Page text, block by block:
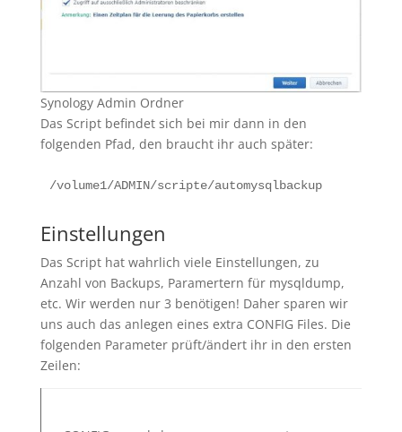
Synology Admin Ordner
Das Script befindet sich bei mir dann in den
folgenden Pfad, den braucht ihr auch später:
/volume1/ADMIN/scripte/automysqlbackup
Einstellungen
Das Script hat wahrlich viele Einstellungen, zu
Anzahl von Backups, Paramertern für mysqldump,
etc. Wir werden nur 3 benötigen! Daher sparen wir
uns auch das anlegen eines extra CONFIG Files. Die
folgenden Parameter prüft/ändert ihr in den ersten
Zeilen: